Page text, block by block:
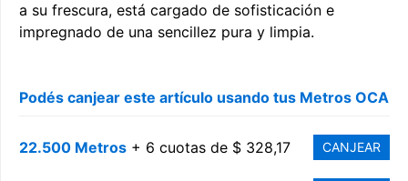
a su frescura, está cargado de sofisticación e
impregnado de una sencillez pura y limpia.
Podés canjear este artículo usando tus Metros OCA
22.500 Metros + 6 cuotas de $ 328,17 CANJEAR